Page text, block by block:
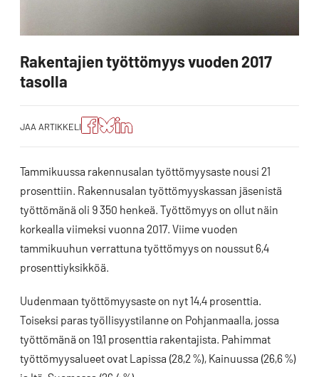
Rakentajien työttömyys vuoden 2017
tasolla
JAA ARTIKKELI
Jaa
artikkeli
Facebookissa
Jaa
artikkeli
Blueskyssa
Jako:
Jaa
artikkeli
Tammikuussa rakennusalan työttömyysaste nousi 21
prosenttiin. Rakennusalan työttömyyskassan jäsenistä
työttömänä oli 9 350 henkeä. Työttömyys on ollut näin
korkealla viimeksi vuonna 2017. Viime vuoden
tammikuuhun verrattuna työttömyys on noussut 6,4
prosenttiyksikköä.
Uudenmaan työttömyysaste on nyt 14,4 prosenttia.
Toiseksi paras työllisyystilanne on Pohjanmaalla, jossa
työttömänä on 19,1 prosenttia rakentajista. Pahimmat
työttömyysalueet ovat Lapissa (28,2 %), Kainuussa (26,6 %)